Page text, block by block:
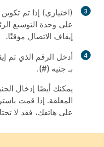
3
(اختياري) إذا تم
على وحدة التوسيع
إيقاف الاتصال مؤقتًا.
4
أدخل الرقم الذي تم
بـ جنيه (#).
يمكنك أيضًا إدخال
المعلقة. إذا قمت
على هاتفك، فقد لا